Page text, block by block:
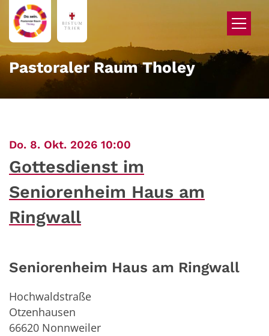
Zum Inhalt springen
Pastoraler Raum Tholey
Do. 8. Okt. 2026 10:00
Gottesdienst im
Seniorenheim Haus am
Ringwall
Seniorenheim Haus am Ringwall
Hochwaldstraße
Otzenhausen
66620 Nonnweiler